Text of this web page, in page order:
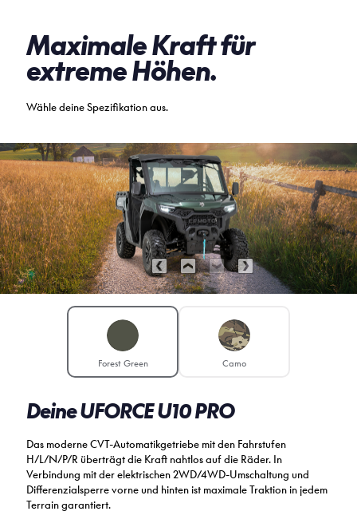
Maximale Kraft für
extreme Höhen.
Wähle deine Spezifikation aus.
Forest Green Camo
Deine UFORCE U10 PRO
Das moderne CVT-Automatikgetriebe mit den Fahrstufen
H/L/N/P/R überträgt die Kraft nahtlos auf die Räder. In
Verbindung mit der elektrischen 2WD/4WD-Umschaltung und
Differenzialsperre vorne und hinten ist maximale Traktion in jedem
Terrain garantiert.